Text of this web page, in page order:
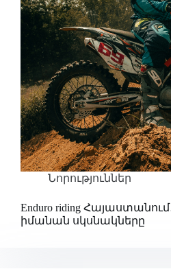
Նորություններ
Enduro riding
իմանան սկսնակները